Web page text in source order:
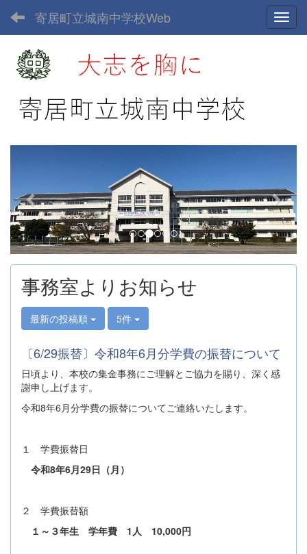
寄居町立城南中学校Web
e
v
i
o
u
s
x
t
事務室よりお知らせ
最新の投稿順 5件
〔6/29振替〕令和8年6月分学費の振替について
日頃より、本校の集金事務にご理解とご協力を賜り、深く感
謝申し上げます。
令和8年6月分学費の振替についてご連絡いたします。
１ 学費振替日
令和8年6月29日（月）
２ 学費振替額
１～３年生 学年費 1人 10,000円